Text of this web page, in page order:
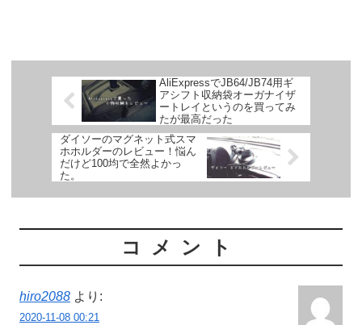
AliExpressでJB64/JB74用ギ
アシフト収納袋オーガナイザ
ートレイというのを買ってみ
たが最高だった
ダイソーのマグネット式スマ
ホホルダーのレビュー！悩ん
だけど100均で全然よかっ
た。
コメント
hiro2088 より:
2020-11-08 00:21